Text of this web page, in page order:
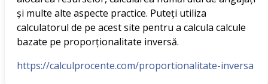
și multe alte aspecte practice. Puteți utiliza
calculatorul de pe acest site pentru a calcula calcule
bazate pe proporționalitate inversă.
https://calculprocente.com/proportionalitate-inversa